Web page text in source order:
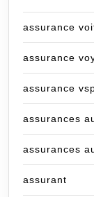
assurance
assurance
assurance
assurances
assurances
assurant